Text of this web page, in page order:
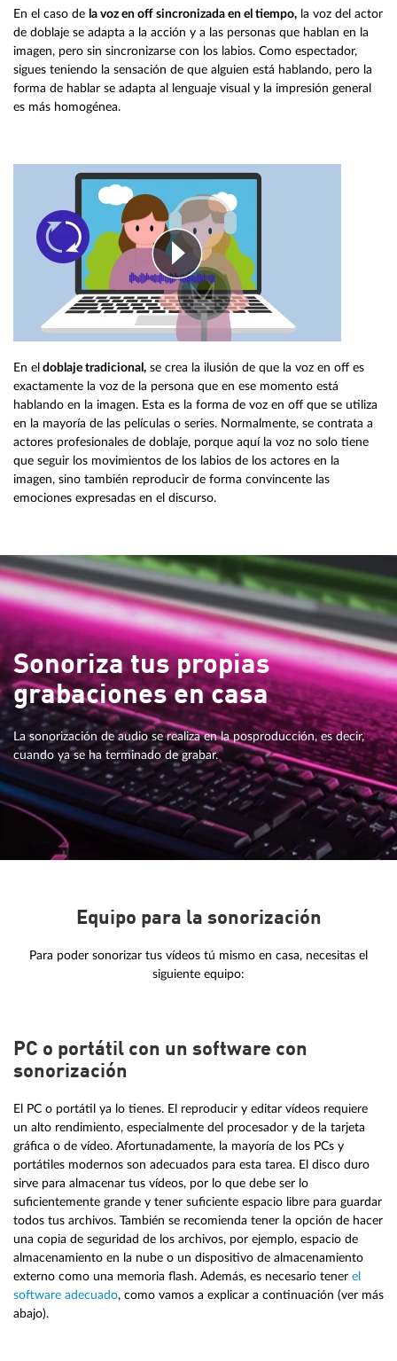
En el caso de la voz en off sincronizada en el tiempo, la voz del actor
de doblaje se adapta a la acción y a las personas que hablan en la
imagen, pero sin sincronizarse con los labios. Como espectador,
sigues teniendo la sensación de que alguien está hablando, pero la
forma de hablar se adapta al lenguaje visual y la impresión general
es más homogénea.
En el doblaje tradicional, se crea la ilusión de que la voz en off es
exactamente la voz de la persona que en ese momento está
hablando en la imagen. Esta es la forma de voz en off que se utiliza
en la mayoría de las películas o series. Normalmente, se contrata a
actores profesionales de doblaje, porque aquí la voz no solo tiene
que seguir los movimientos de los labios de los actores en la
imagen, sino también reproducir de forma convincente las
emociones expresadas en el discurso.
Sonoriza tus propias
grabaciones en casa
La sonorización de audio se realiza en la posproducción, es decir,
cuando ya se ha terminado de grabar.
Equipo para la sonorización
Para poder sonorizar tus vídeos tú mismo en casa, necesitas el
siguiente equipo:
PC o portátil con un software con
sonorización
El PC o portátil ya lo tienes. El reproducir y editar vídeos requiere
un alto rendimiento, especialmente del procesador y de la tarjeta
gráfica o de vídeo. Afortunadamente, la mayoría de los PCs y
portátiles modernos son adecuados para esta tarea. El disco duro
sirve para almacenar tus vídeos, por lo que debe ser lo
suficientemente grande y tener suficiente espacio libre para guardar
todos tus archivos. También se recomienda tener la opción de hacer
una copia de seguridad de los archivos, por ejemplo, espacio de
almacenamiento en la nube o un dispositivo de almacenamiento
externo como una memoria flash. Además, es necesario tener el
software adecuado, como vamos a explicar a continuación (ver más
abajo).